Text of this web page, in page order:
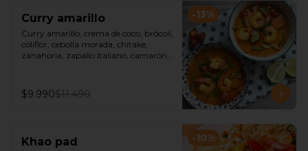
-13%
Curry amarillo
Curry amarillo, crema de coco, brócoli,
coliflor, cebolla morada, chitake,
zanahoria, zapallo italiano, camarón,
$9.990$11.490
-10%
Khao pad